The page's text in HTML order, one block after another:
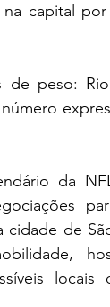
capital
de peso:
da
cidade de